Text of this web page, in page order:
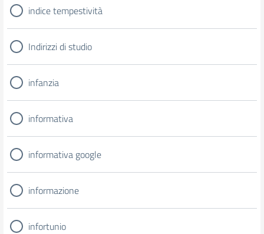
indice tempestività
Indirizzi di studio
infanzia
informativa
informativa google
informazione
infortunio